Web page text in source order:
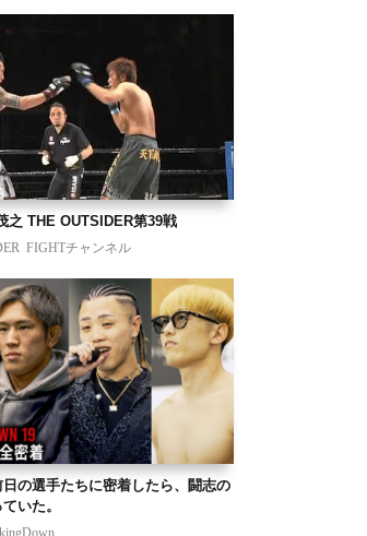
之 THE OUTSIDER第39戦
FIGHTチャンネル
日の選手たちに密着したら、闘志の
いた。